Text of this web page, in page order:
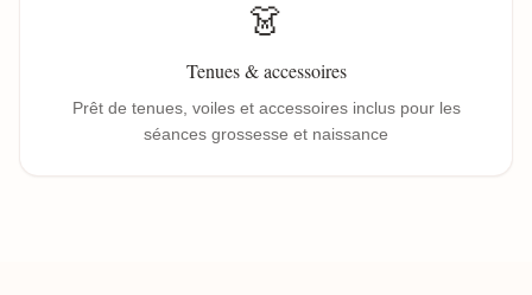
👗
Tenues & accessoires
Prêt de tenues, voiles et accessoires inclus pour les
séances grossesse et naissance